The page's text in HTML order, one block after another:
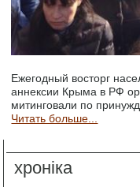
Ежегодный восторг
аннексии Крыма в РФ
митинговали по
Читать больше...
хроніка